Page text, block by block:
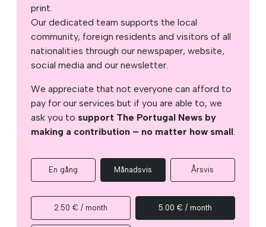
print.
Our dedicated team supports the local
community, foreign residents and visitors of all
nationalities through our newspaper, website,
social media and our newsletter.
We appreciate that not everyone can afford to
pay for our services but if you are able to, we
ask you to support The Portugal News by
making a contribution – no matter how small.
En gång Månadsvis Årsvis
2.50 € / month 5.00 € / month